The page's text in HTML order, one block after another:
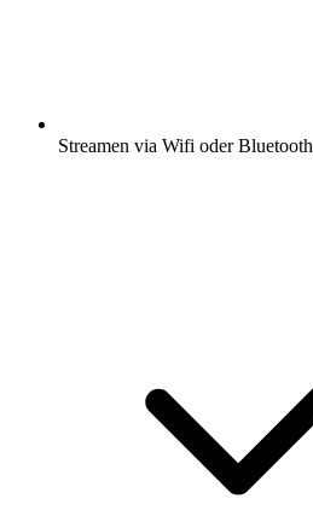
Streamen via Wifi oder Bluetooth